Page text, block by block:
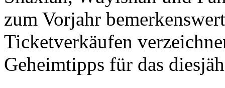
zum Vorjahr
Ticketverkäufen
Geheimtipps für das